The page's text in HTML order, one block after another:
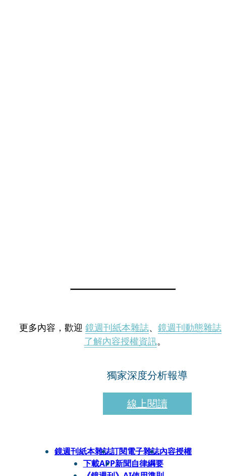
更多內容，歡迎 鏡週刊紙本雜誌、 鏡週刊動態雜誌
了解內容授權資訊。
獨家深度分析報導
線上閱讀
鏡週刊紙本雜誌訂閱電子雜誌內容授權
下載APP新聞自律綱要